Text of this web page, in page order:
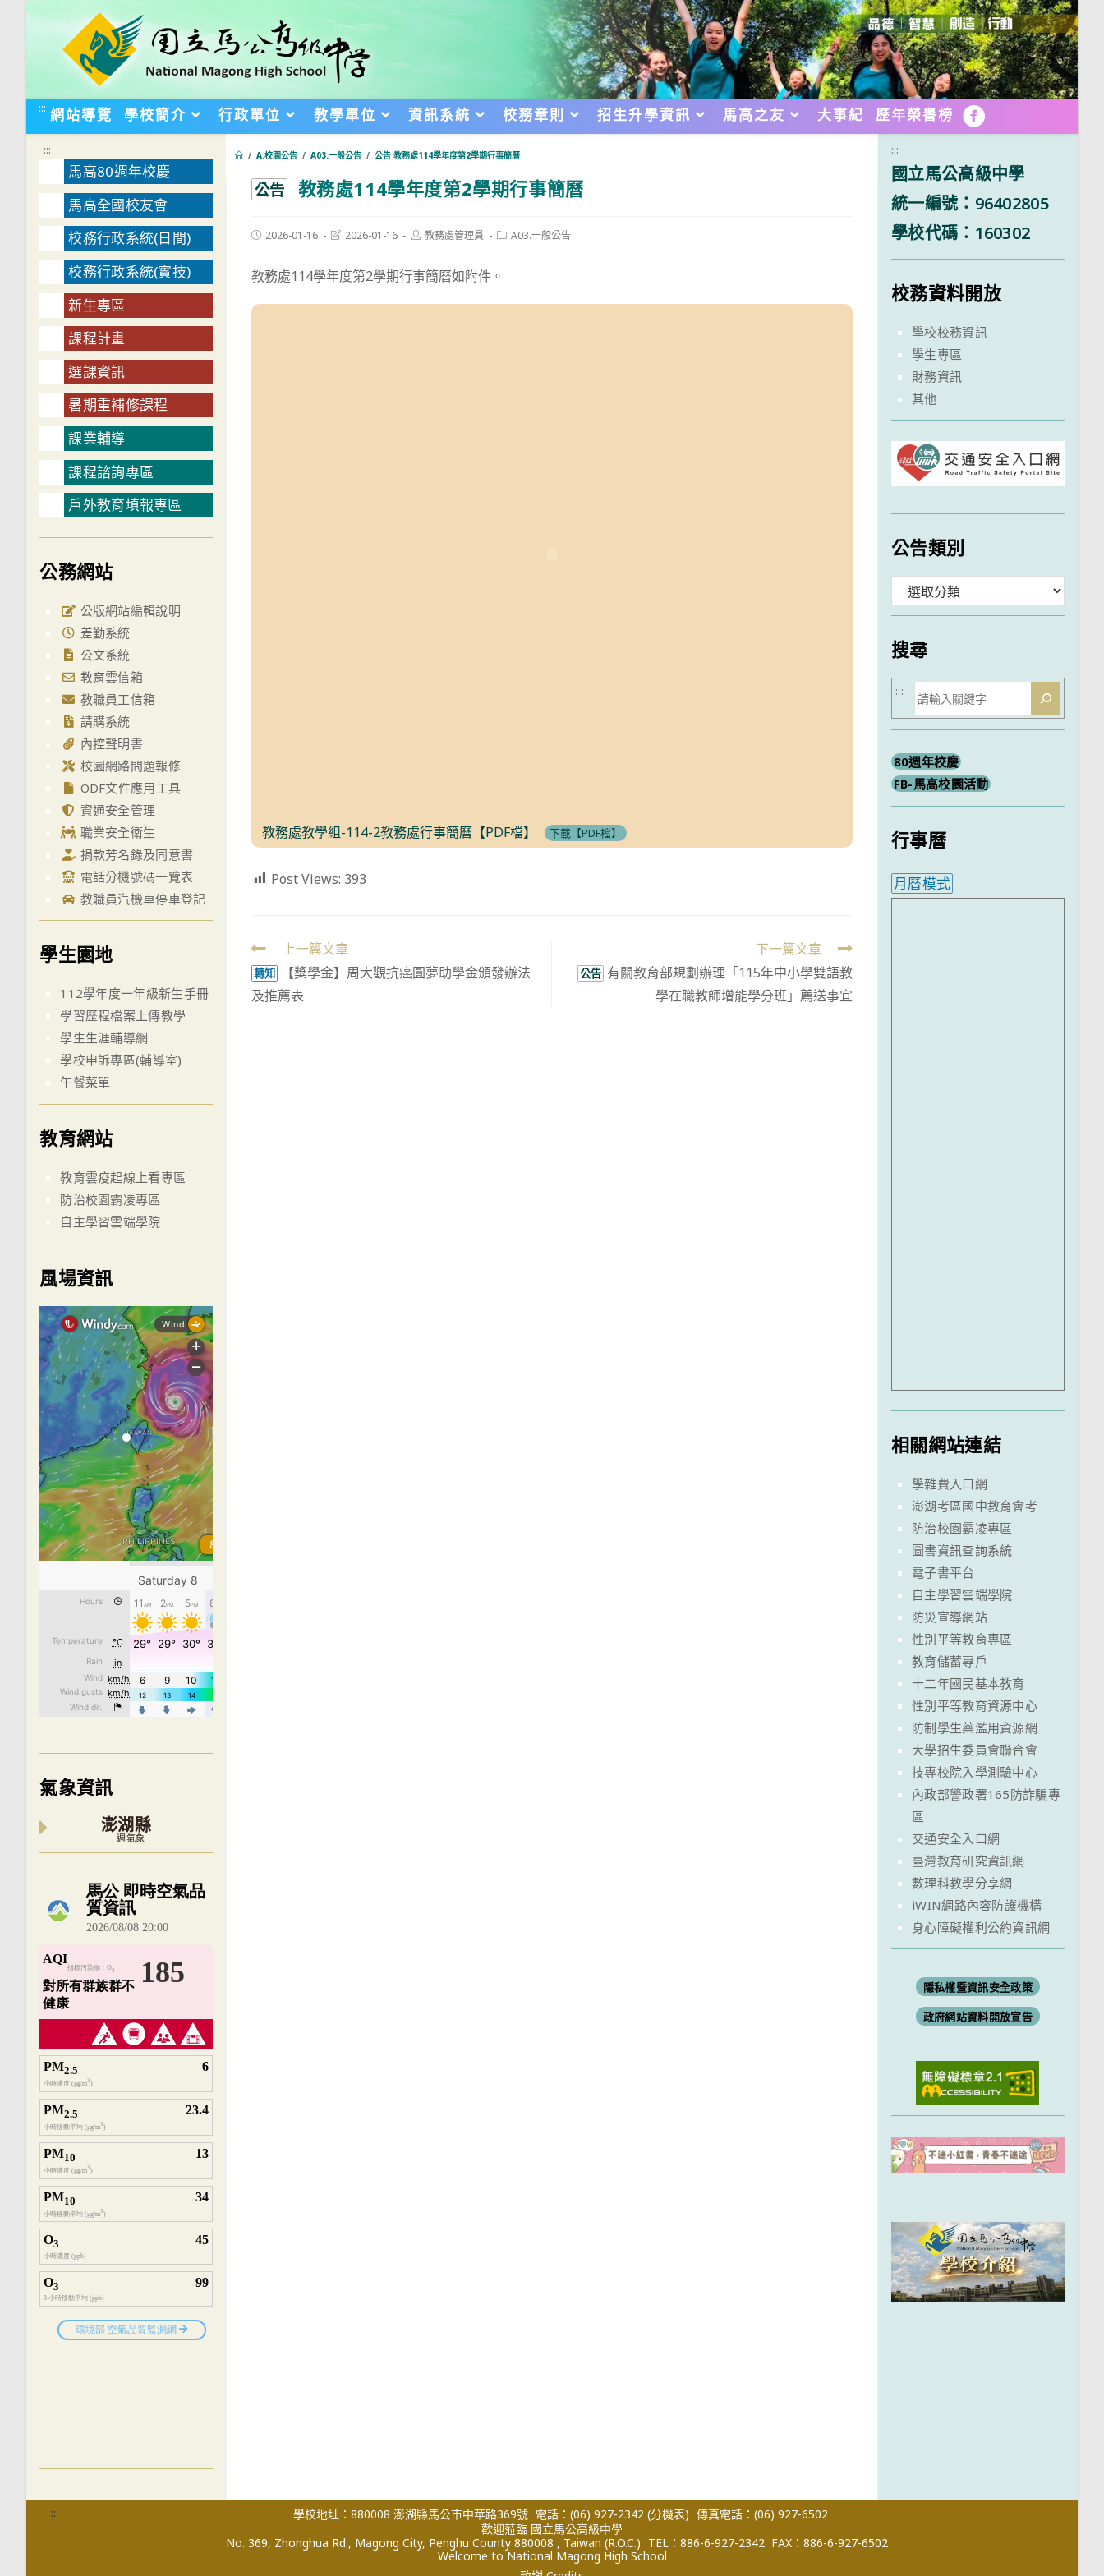
::: 網站導覽 學校簡介 行政單位 教學單位 資訊系統 校務章則 招生升學資訊 馬高之友 大事紀 歷年榮譽榜 FB
/ A.校園公告 / A03.一般公告 / 公告 教務處114學年度第2學期行事簡曆
公告 教務處114學年度第2學期行事簡曆
Post2026-01-16
Post2026-01-16
Post教務處管理員
PostA03.一般公告
教務處114學年度第2學期行事簡曆如附件。
教務處教學組-114-2教務處行事簡曆【PDF檔】 下載【PDF檔】
Post Views: 393
Read
more
articles
上一篇文章
轉知
【獎學金】周大觀抗癌圓夢助學金頒發辦法
及推薦表
下一篇文章
公告 有關教育部規劃辦理「115年中小學雙語教
學在職教師增能學分班」薦送事宜
:::
馬高80週年校慶
馬高全國校友會
校務行政系統(日間)
校務行政系統(實技)
新生專區
課程計畫
選課資訊
暑期重補修課程
課業輔導
課程諮詢專區
戶外教育填報專區
公務網站
公版網站編輯說明
差勤系統
公文系統
教育雲信箱
教職員工信箱
請購系統
內控聲明書
校園網路問題報修
ODF文件應用工具
資通安全管理
職業安全衛生
捐款芳名錄及同意書
電話分機號碼一覽表
教職員汽機車停車登記
學生園地
112學年度一年級新生手冊
學習歷程檔案上傳教學
學生生涯輔導網
學校申訴專區(輔導室)
午餐菜單
教育網站
教育雲疫起線上看專區
防治校園霸凌專區
自主學習雲端學院
風場資訊
氣象資訊
澎湖縣
一週氣象
內嵌空氣品質小工具為視覺預覽，完整即時空氣品質資料請開啟
:::
國立馬公高級中學
統一編號：96402805
學校代碼：160302
校務資料開放
學校校務資訊
學生專區
財務資訊
其他
公告類別
類
搜尋
搜
尋
:::
80週年校慶
FB-馬高校園活動
行事曆
月曆模式
相關網站連結
學雜費入口網
澎湖考區國中教育會考
防治校園霸凌專區
圖書資訊查詢系統
電子書平台
自主學習雲端學院
防災宣導網站
性別平等教育專區
教育儲蓄專戶
十二年國民基本教育
性別平等教育資源中心
防制學生藥濫用資源網
大學招生委員會聯合會
技專校院入學測驗中心
內政部警政署165防詐騙專
區
交通安全入口網
臺灣教育研究資訊網
數理科教學分享網
iWIN網路內容防護機構
身心障礙權利公約資訊網
隱私權暨資訊安全政策
政府網站資料開放宣告
::: 學校地址：880008 澎湖縣馬公市中華路369號 電話：(06) 927-2342 (分機表) 傳真電話：(06) 927-6502
歡迎蒞臨 國立馬公高級中學
No. 369, Zhonghua Rd., Magong City, Penghu County 880008 , Taiwan (R.O.C.) TEL：886-6-927-2342 FAX：886-6-927-6502
Welcome to National Magong High School